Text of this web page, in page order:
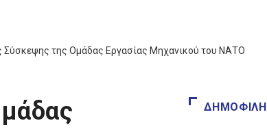
Σύσκεψης της Ομάδας Εργασίας Μηχανικού του ΝΑΤΟ
ΔΗΜΟΦΙΛΉ